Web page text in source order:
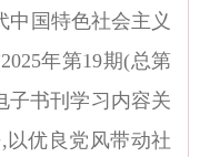
国特色社会主义
年第19期(总第
子书刊学习内容关
优良党风带动社